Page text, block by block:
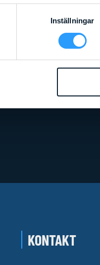
Inställningar
GENIE S100HD
Läs mer
KONTAKT